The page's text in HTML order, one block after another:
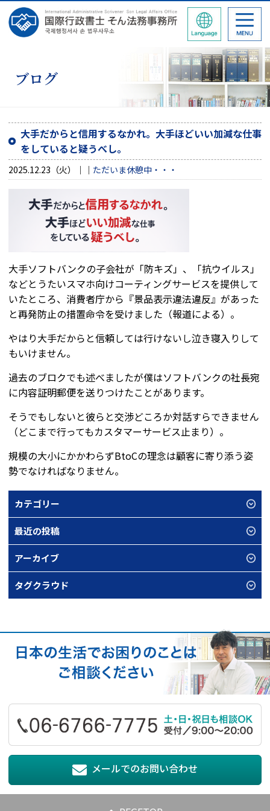
ブログ
大手だからと信用するなかれ。大手ほどいい加減な仕事
をしていると疑うべし。
2025.12.23（火） ただいま休憩中・・・
大手ソフトバンクの子会社が「防キズ」、「抗ウイルス」
などとうたいスマホ向けコーティングサービスを提供して
いたところ、消費者庁から『景品表示違法違反』があった
と再発防止の措置命令を受けました（報道による）。
やはり大手だからと信頼しては行けないし泣き寝入りして
もいけません。
過去のブロクでも述べましたが僕はソフトバンクの社長宛
に内容証明郵便を送りつけたことがあります。
そうでもしないと彼らと交渉どころか対話すらできません
（どこまで行ってもカスタマーサービス止まり）。
規模の大小にかかわらずBtoCの理念は顧客に寄り添う姿
勢でなければなりません。
カテゴリー
最近の投稿
アーカイブ
タグクラウド
メールでのお問い合わせ